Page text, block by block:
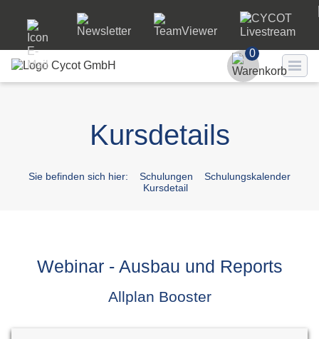
Passwort
Passwort
0
Kursdetails
Sie befinden sich hier: Schulungen
Schulungskalender
Kursdetail
Webinar - Ausbau und Reports
Allplan Booster